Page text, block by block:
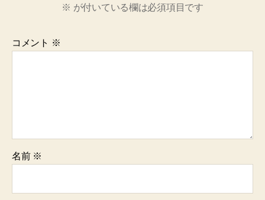
※ が付いている欄は必須項目です
コメント ※
名前 ※